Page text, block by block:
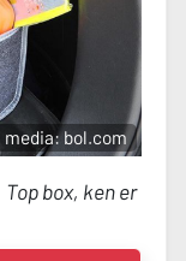
media: bol.com
Top box, ken er